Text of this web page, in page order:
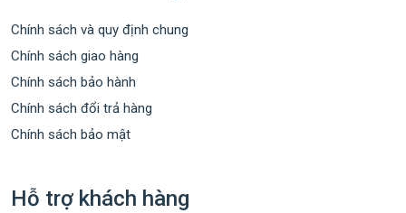
Chính sách và quy định chung
Chính sách giao hàng
Chính sách bảo hành
Chính sách đổi trả hàng
Chính sách bảo mật
Hỗ trợ khách hàng